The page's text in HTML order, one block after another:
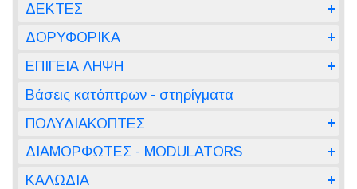
ΔΕΚΤΕΣ
ΔΟΡΥΦΟΡΙΚΑ
ΕΠΙΓΕΙΑ ΛΗΨΗ
Βάσεις κατόπτρων - στηρίγματα
ΠΟΛΥΔΙΑΚΟΠΤΕΣ
ΔΙΑΜΟΡΦΩΤΕΣ - MODULATORS
ΚΑΛΩΔΙΑ